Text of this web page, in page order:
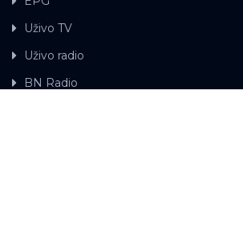
Uživo TV
Uživo radio
BN Radio